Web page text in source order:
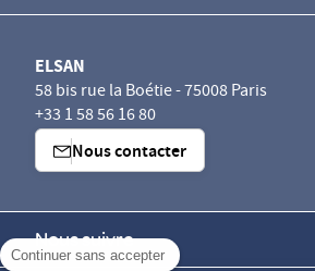
Continuer sans accepter
ELSAN
58 bis rue la Boétie - 75008 Paris
+33 1 58 56 16 80
Nous contacter
Nous suivre